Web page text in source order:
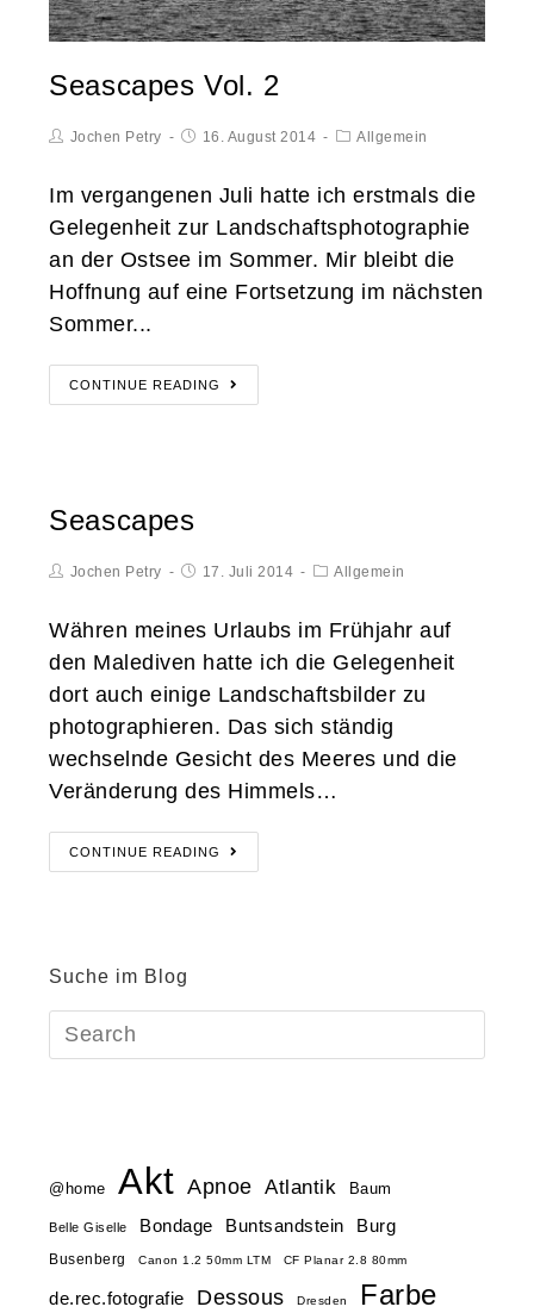
Seascapes Vol. 2
Jochen Petry 16. August 2014 Allgemein
Im vergangenen Juli hatte ich erstmals die
Gelegenheit zur Landschaftsphotographie
an der Ostsee im Sommer. Mir bleibt die
Hoffnung auf eine Fortsetzung im nächsten
Sommer...
CONTINUE READING
Seascapes
Jochen Petry 17. Juli 2014 Allgemein
Währen meines Urlaubs im Frühjahr auf
den Malediven hatte ich die Gelegenheit
dort auch einige Landschaftsbilder zu
photographieren. Das sich ständig
wechselnde Gesicht des Meeres und die
Veränderung des Himmels…
CONTINUE READING
Suche im Blog
@home Akt Apnoe Atlantik Baum
Belle Giselle Bondage Buntsandstein Burg
Busenberg Canon 1.2 50mm LTM CF Planar 2.8 80mm
de.rec.fotografie Dessous Dresden Farbe